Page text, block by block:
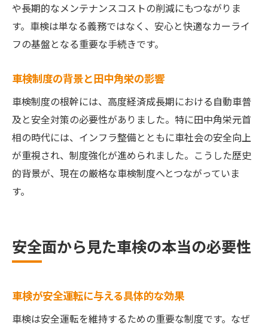
車検制度を理解して無駄なく進める方法
車検を安心して受けるための基礎知識
車検期間や更新時期の注意点まとめ
車検とは期間の基本と次回更新の見極め方
車検期間が切れる前にするべき準備とは
車検更新を怠ると発生するリスクについて
車検の有効期間と更新時の注意点まとめ
車検期間を正しく守ることの重要性
今後の車検制度に求められる変化とは何か
車検の必要性と制度改善の可能性を探る
車検制度が今後目指すべき方向性とは
や長期的なメンテナンスコストの削減にもつながりま
す。車検は単なる義務ではなく、安心と快適なカーライ
フの基盤となる重要な手続きです。
車検制度の背景と田中角栄の影響
車検制度の根幹には、高度経済成長期における自動車普
及と安全対策の必要性がありました。特に田中角栄元首
相の時代には、インフラ整備とともに車社会の安全向上
が重視され、制度強化が進められました。こうした歴史
的背景が、現在の厳格な車検制度へとつながっていま
す。
安全面から見た車検の本当の必要性
車検が安全運転に与える具体的な効果
車検は安全運転を維持するための重要な制度です。なぜ